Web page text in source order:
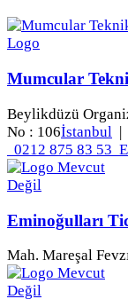
Mumcular
Beylikdüzü
No : 106İstanbul |
0212 875 83 53
Eminoğulları
Mah. Mareşal